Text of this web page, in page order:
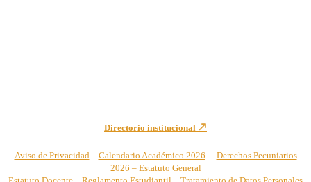
Directorio institucional
Aviso de Privacidad – Calendario Académico 2026 – Derechos Pecuniarios
2026 – Estatuto General